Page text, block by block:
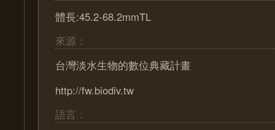
體長:45.2-68.2mmTL
來源：
台灣淡水生物的數位典藏計畫
http://fw.biodiv.tw
語言：